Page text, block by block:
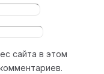
сайта в этом